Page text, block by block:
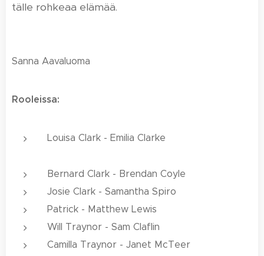
tälle rohkeaa elämää.
Sanna Aavaluoma
Rooleissa:
Louisa Clark - Emilia Clarke
Bernard Clark - Brendan Coyle
Josie Clark - Samantha Spiro
Patrick - Matthew Lewis
Will Traynor - Sam Claflin
Camilla Traynor - Janet McTeer